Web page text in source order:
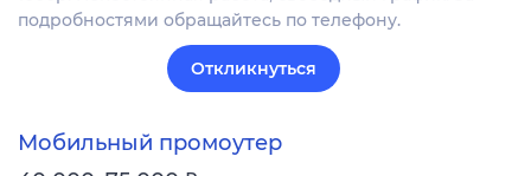
подробностями обращайтесь по телефону.
Откликнуться
Мобильный промоутер